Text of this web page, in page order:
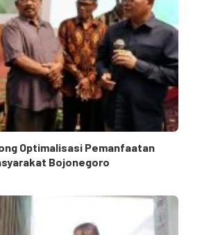
Optimalisasi Pemanfaatan
Bojonegoro